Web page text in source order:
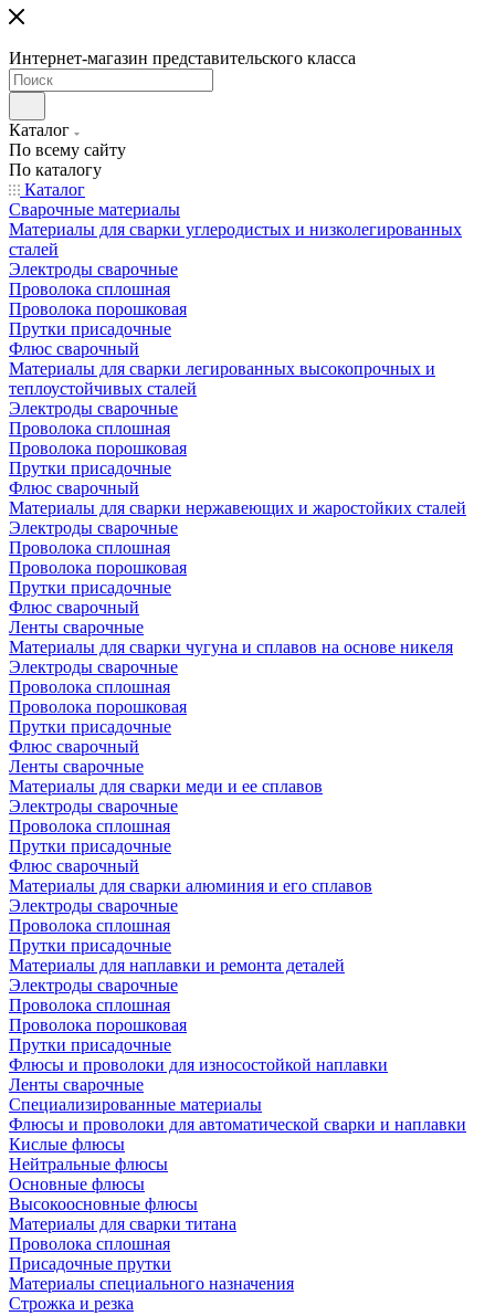
Интернет-магазин представительского класса
Каталог
По всему сайту
По каталогу
Каталог
Сварочные материалы
Материалы для сварки углеродистых и низколегированных
сталей
Электроды сварочные
Проволока сплошная
Проволока порошковая
Прутки присадочные
Флюс сварочный
Материалы для сварки легированных высокопрочных и
теплоустойчивых сталей
Электроды сварочные
Проволока сплошная
Проволока порошковая
Прутки присадочные
Флюс сварочный
Материалы для сварки нержавеющих и жаростойких сталей
Электроды сварочные
Проволока сплошная
Проволока порошковая
Прутки присадочные
Флюс сварочный
Ленты сварочные
Материалы для сварки чугуна и сплавов на основе никеля
Электроды сварочные
Проволока сплошная
Проволока порошковая
Прутки присадочные
Флюс сварочный
Ленты сварочные
Материалы для сварки меди и ее сплавов
Электроды сварочные
Проволока сплошная
Прутки присадочные
Флюс сварочный
Материалы для сварки алюминия и его сплавов
Электроды сварочные
Проволока сплошная
Прутки присадочные
Материалы для наплавки и ремонта деталей
Электроды сварочные
Проволока сплошная
Проволока порошковая
Прутки присадочные
Флюсы и проволоки для износостойкой наплавки
Ленты сварочные
Специализированные материалы
Флюсы и проволоки для автоматической сварки и наплавки
Кислые флюсы
Нейтральные флюсы
Основные флюсы
Высокоосновные флюсы
Материалы для сварки титана
Проволока сплошная
Присадочные прутки
Материалы специального назначения
Строжка и резка